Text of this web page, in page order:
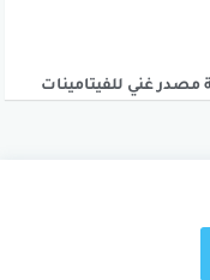
مصدر غني للفيتامينات